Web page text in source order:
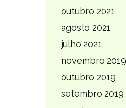
outubro 2021
agosto 2021
julho 2021
novembro 2019
outubro 2019
setembro 2019